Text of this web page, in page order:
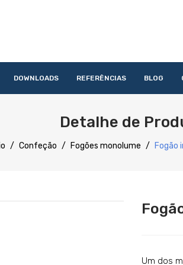
DOWNLOADS REFERÊNCIAS BLOG
Detalhe de
/ Confeção / Fogões monolume / Fogão
Um dos